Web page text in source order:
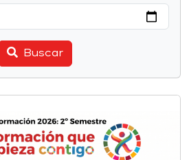
Buscar